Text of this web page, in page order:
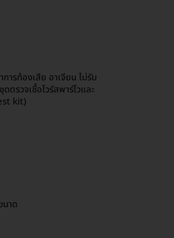
ารท้องเสีย อาเจียน ไม่รับ
ตรวจเชื้อไวรัสพาร์โวและ
kit)
าด